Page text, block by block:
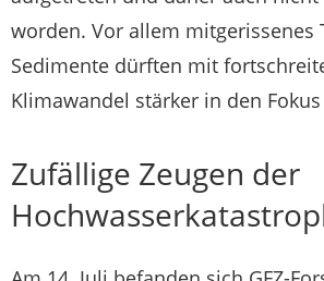
worden. Vor allem mitgerissenes
Sedimente dürften mit
Klimawandel stärker in den
Zufällige Zeugen der